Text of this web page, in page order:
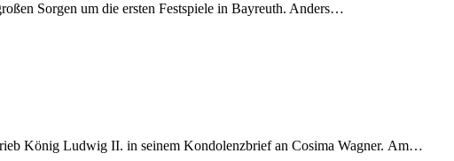
Sor­gen um die ers­ten Fest­spie­le in Bay­reuth. Anders…
Kö­nig Lud­wig II. in sei­nem Kon­do­lenz­brief an Co­si­ma Wag­ner. Am…